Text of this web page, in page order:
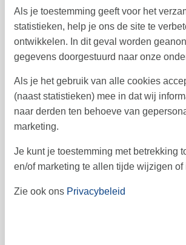
39 21 22 23 24 25
40 29 30
41
Vrij Aankomst
Aankomst
Als je toestemming geeft voor het
statistieken, help je ons de site te
ontwikkelen. In dit geval worden
gegevens doorgestuurd naar onze
Als je het gebruik van alle cookies
(naast statistieken) mee in dat wij
naar derden ten behoeve van
marketing.
Je kunt je toestemming met betrekking
en/of marketing te allen tijde wijzigen of
Zie ook ons Privacybeleid